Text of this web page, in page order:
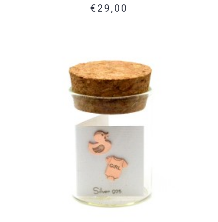
€29,00